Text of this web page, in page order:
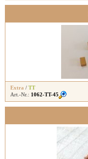
Extra / TT
Art.-Nr.: 1062-TT-45